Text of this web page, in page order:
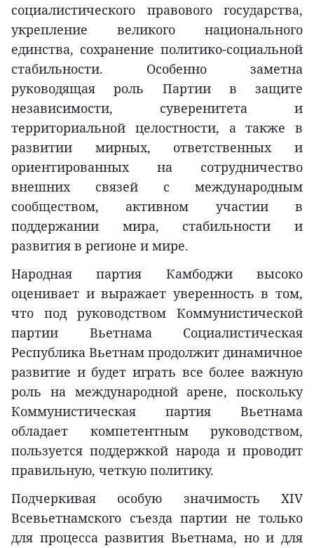
социалистического правового государства,
укрепление великого национального
единства, сохранение политико-социальной
стабильности. Особенно заметна
руководящая роль Партии в защите
независимости, суверенитета и
территориальной целостности, а также в
развитии мирных, ответственных и
ориентированных на сотрудничество
внешних связей с международным
сообществом, активном участии в
поддержании мира, стабильности и
развития в регионе и мире.
Народная партия Камбоджи высоко
оценивает и выражает уверенность в том,
что под руководством Коммунистической
партии Вьетнама Социалистическая
Республика Вьетнам продолжит динамичное
развитие и будет играть все более важную
роль на международной арене, поскольку
Коммунистическая партия Вьетнама
обладает компетентным руководством,
пользуется поддержкой народа и проводит
правильную, четкую политику.
Подчеркивая особую значимость XIV
Всевьетнамского съезда партии не только
для процесса развития Вьетнама, но и для